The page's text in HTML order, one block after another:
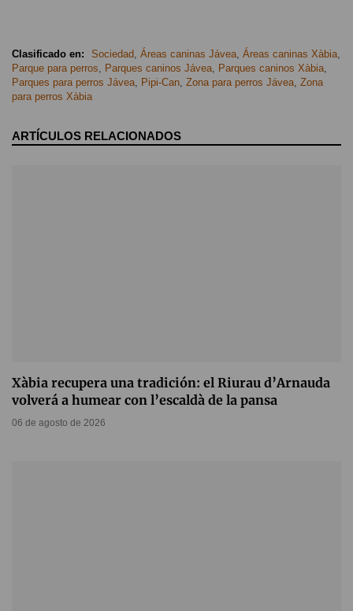
Clasificado en: Sociedad, Áreas caninas Jávea, Áreas caninas Xàbia,
Parque para perros, Parques caninos Jávea, Parques caninos Xàbia,
Parques para perros Jávea, Pipi-Can, Zona para perros Jávea, Zona
para perros Xàbia
ARTÍCULOS RELACIONADOS
Xàbia recupera una tradición: el Riurau d’Arnauda
volverá a humear con l’escaldà de la pansa
06 de agosto de 2026